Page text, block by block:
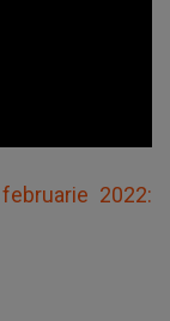
2022: